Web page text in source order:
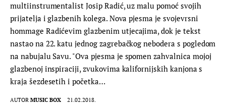
multiinstrumentalist Josip Radić, uz malu pomoć svojih
prijatelja i glazbenih kolega. Nova pjesma je svojevrsni
hommage Radićevim glazbenim utjecajima, dok je tekst
nastao na 22. katu jednog zagrebačkog nebodera s pogledom
na nabujalu Savu. "Ova pjesma je spomen zahvalnica mojoj
glazbenoj inspiraciji, zvukovima kalifornijskih kanjona s
kraja šezdesetih i početka…
AUTOR MUSIC BOX 21.02.2018.